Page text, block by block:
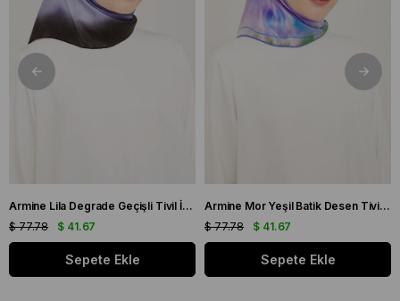
Armine Lila Degrade Geçişli Tivil İpek Eşarp 9051 - 59
$ 41.67
$ 77.78
Sepete Ekle
Armine Mor Yeşil Batik Desen Tivil İpek Eşarp 9136 - 50
$ 41.67
$ 77.78
Sepete Ekle